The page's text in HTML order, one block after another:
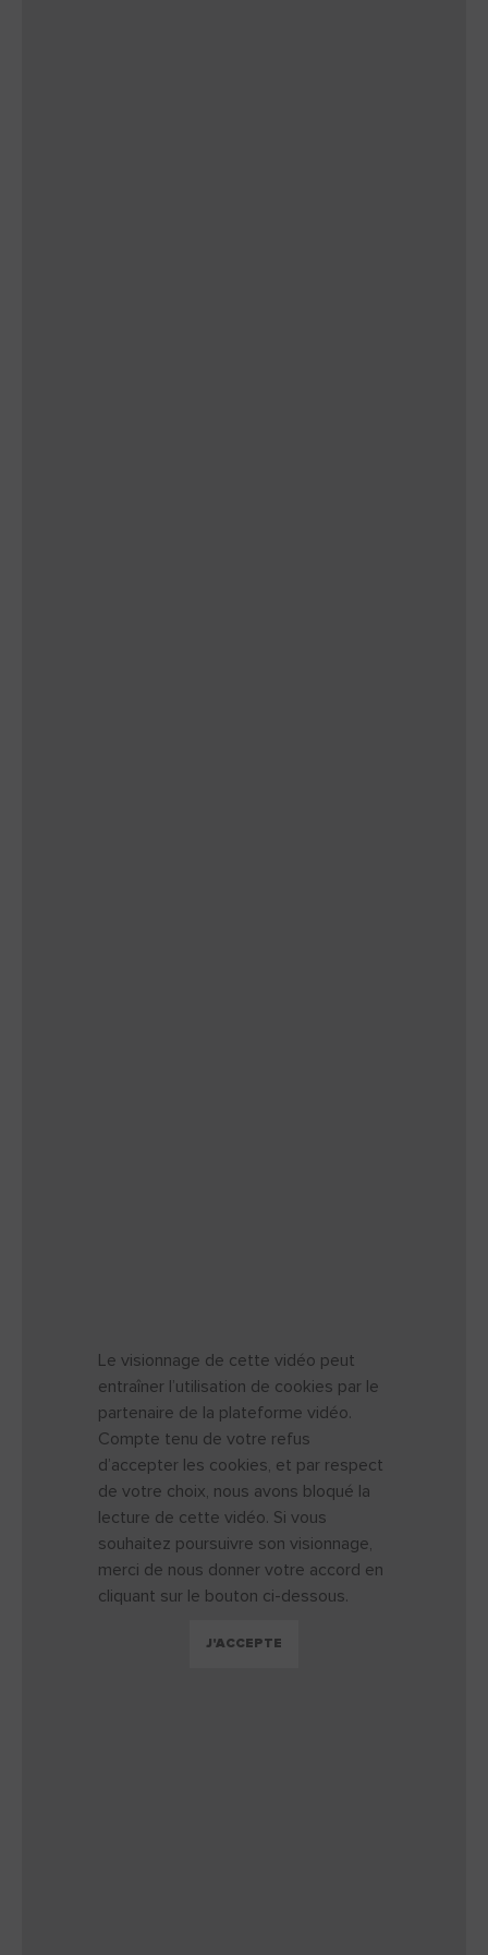
Le visionnage de cette vidéo peut
entraîner l’utilisation de cookies par le
partenaire de la plateforme vidéo.
Compte tenu de votre refus
d’accepter les cookies, et par respect
de votre choix, nous avons bloqué la
lecture de cette vidéo. Si vous
souhaitez poursuivre son visionnage,
merci de nous donner votre accord en
cliquant sur le bouton ci-dessous.
J'ACCEPTE